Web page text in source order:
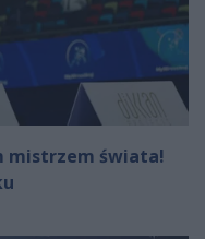
mistrzem świata!